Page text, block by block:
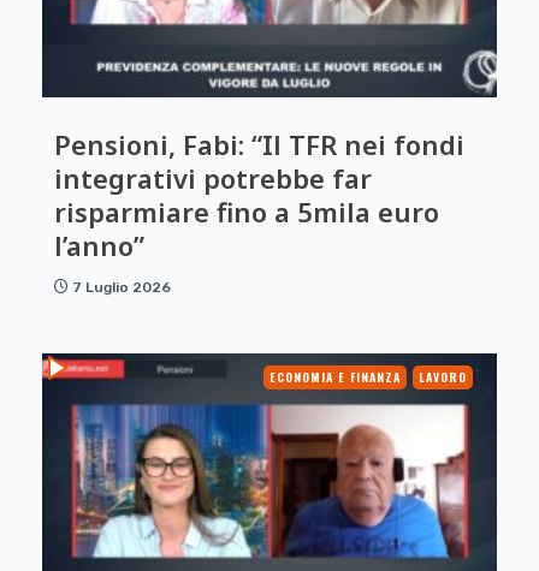
Pensioni, Fabi: “Il TFR nei fondi
integrativi potrebbe far
risparmiare fino a 5mila euro
l’anno”
7 Luglio 2026
ECONOMIA E FINANZA LAVORO